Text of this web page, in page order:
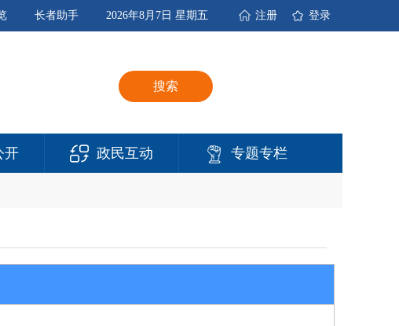
登录
注册
2026年8月7日 星期五
长者助手
搜索
开 政民互动 专题专栏